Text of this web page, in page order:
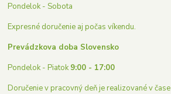
Pondelok - Sobota
Expresné doručenie aj počas víkendu.
Prevádzkova doba Slovensko
Pondelok - Piatok9:00 - 17:00
Doručenie v pracovný deň je realizované v čase